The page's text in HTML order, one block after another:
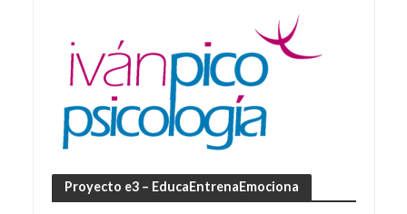
Proyecto e3 – EducaEntrenaEmociona